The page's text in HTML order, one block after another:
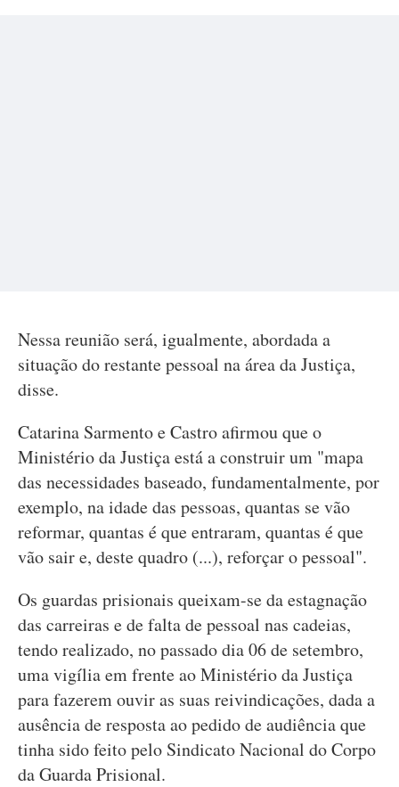
Nessa reunião será, igualmente, abordada a
situação do restante pessoal na área da Justiça,
disse.
Catarina Sarmento e Castro afirmou que o
Ministério da Justiça está a construir um "mapa
das necessidades baseado, fundamentalmente, por
exemplo, na idade das pessoas, quantas se vão
reformar, quantas é que entraram, quantas é que
vão sair e, deste quadro (...), reforçar o pessoal".
Os guardas prisionais queixam-se da estagnação
das carreiras e de falta de pessoal nas cadeias,
tendo realizado, no passado dia 06 de setembro,
uma vigília em frente ao Ministério da Justiça
para fazerem ouvir as suas reivindicações, dada a
ausência de resposta ao pedido de audiência que
tinha sido feito pelo Sindicato Nacional do Corpo
da Guarda Prisional.